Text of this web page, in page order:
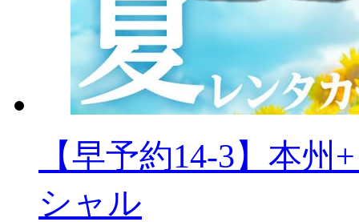
【早予約14-3】本
シャル